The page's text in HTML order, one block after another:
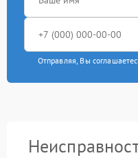
Отправляя, Вы